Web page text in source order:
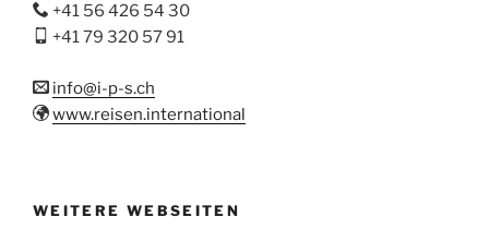
+41 56 426 54 30
+41 79 320 57 91
info@i-p-s.ch
www.reisen.international
WEITERE WEBSEITEN